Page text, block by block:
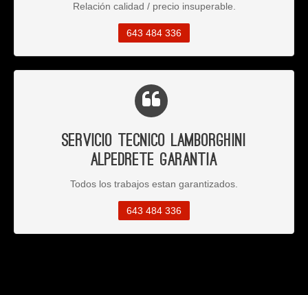
Relación calidad / precio insuperable.
643 484 336
Servicio Tecnico Lamborghini
Alpedrete Garantia
Todos los trabajos estan garantizados.
643 484 336